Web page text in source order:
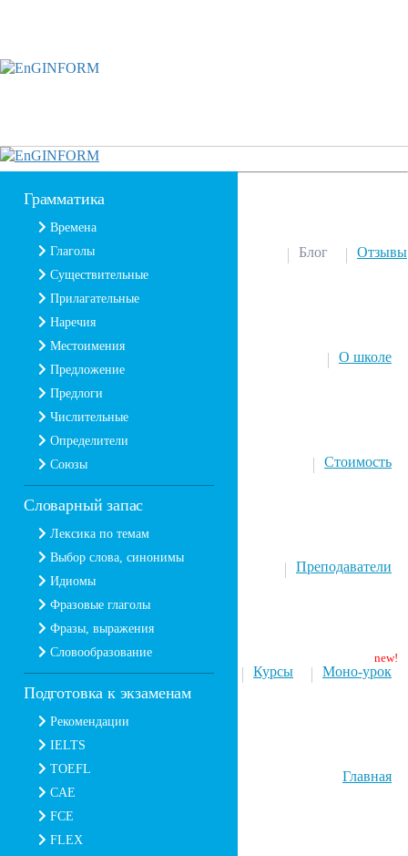
Грамматика
Времена
Глаголы
Существительные
Прилагательные
Наречия
Местоимения
Предложение
Предлоги
Числительные
Определители
Союзы
Словарный запас
Лексика по темам
Выбор слова, синонимы
Идиомы
Фразовые глаголы
Фразы, выражения
Словообразование
Подготовка к экзаменам
Рекомендации
IELTS
TOEFL
CAE
FCE
FLEX
Отзывы
Блог
О школе
Стоимость
Преподаватели
Моно-урок
Курсы
Главная